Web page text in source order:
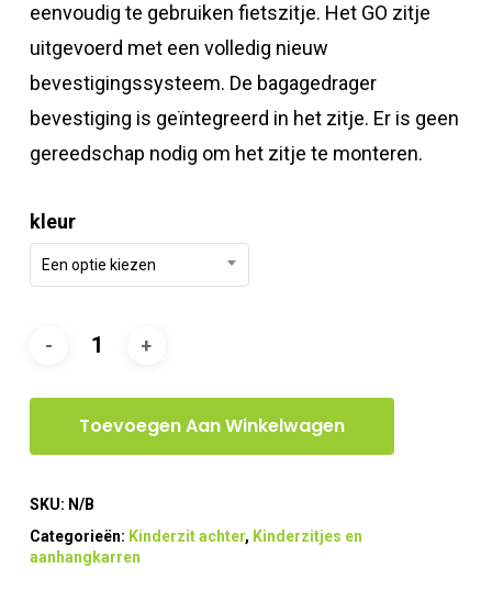
eenvoudig te gebruiken fietszitje. Het GO zitje
uitgevoerd met een volledig nieuw
bevestigingssysteem. De bagagedrager
bevestiging is geïntegreerd in het zitje. Er is geen
gereedschap nodig om het zitje te monteren.
kleur
Een optie kiezen
Toevoegen Aan Winkelwagen
SKU: N/B
Categorieën: Kinderzit achter, Kinderzitjes en
aanhangkarren